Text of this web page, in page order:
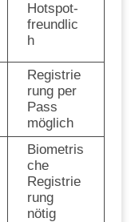
Hotspot-
freundlic
h
Registrie
rung per
Pass
möglich
Biometris
che
Registrie
rung
nötig